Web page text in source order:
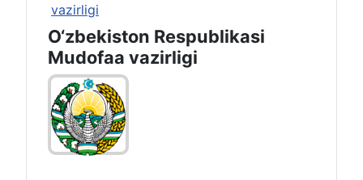
O‘zbekiston Respublikasi
Mudofaa vazirligi